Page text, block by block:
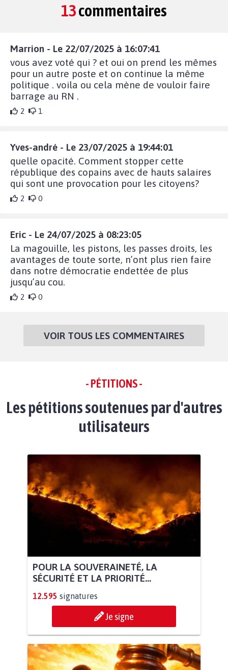
13commentaires
Marrion - Le 22/07/2025 à 16:07:41
vous avez voté qui ? et oui on prend les mêmes
pour un autre poste et on continue la même
politique . voila ou cela mène de vouloir faire
barrage au RN .
2 1
Yves-andré - Le 23/07/2025 à 19:44:01
quelle opacité. Comment stopper cette
république des copains avec de hauts salaires
qui sont une provocation pour les citoyens?
2 0
Eric - Le 24/07/2025 à 08:23:05
La magouille, les pistons, les passes droits, les
avantages de toute sorte, n’ont plus rien faire
dans notre démocratie endettée de plus
jusqu’au cou.
2 0
VOIR TOUS LES COMMENTAIRES
- PÉTITIONS -
Les pétitions soutenues par d'autres
utilisateurs
POUR LA SOUVERAINETÉ, LA
SÉCURITÉ ET LA PRIORITÉ...
12.595 signatures
Je signe